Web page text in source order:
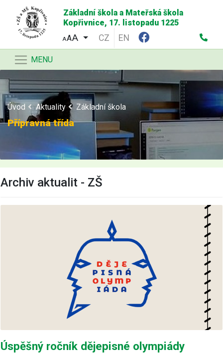
Základní škola a Mateřská škola
Kopřivnice, 17. listopadu 1225
AA CZ EN
MENU
Úvod Aktuality Základní škola
Přípravná třída
Archiv aktualit - ZŠ
Úspěšný ročník dějepisné olympiády